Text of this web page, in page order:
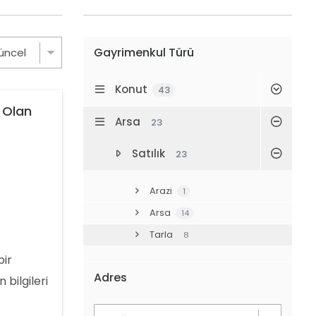
bilgileri
Gayrimenkul Türü
Konut 43
Arsa 23
Satılık 23
Arazi 1
Arsa 14
Tarla 8
Adres